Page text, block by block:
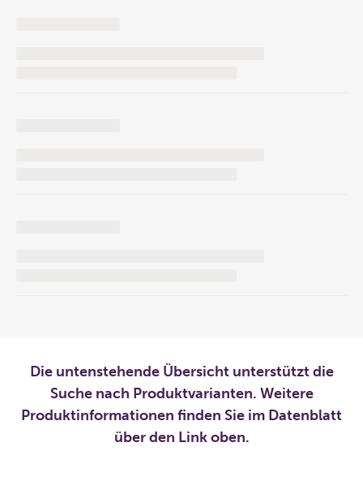
Die untenstehende Übersicht unterstützt die
Suche nach Produktvarianten. Weitere
Produktinformationen finden Sie im Datenblatt
über den Link oben.